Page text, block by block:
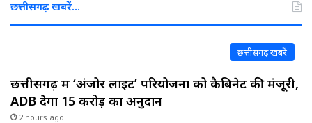
छत्तीसगढ़ खबरें…
छत्तीसगढ़ खबरें
छत्तीसगढ़ में ‘अंजोर लाइट’ परियोजना को कैबिनेट की मंजूरी,
ADB देगा 15 करोड़ का अनुदान
2 hours ago